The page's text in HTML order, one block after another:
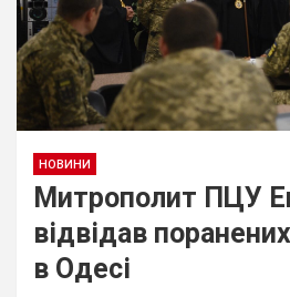
НОВИНИ
Митрополит ПЦУ
відвідав
в Одесі